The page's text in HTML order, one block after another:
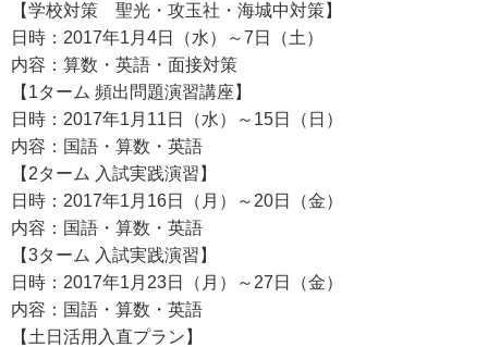
【学校対策 聖光・攻玉社・海城中対策】
日時：2017年1月4日（水）～7日（土）
内容：算数・英語・面接対策
【1ターム 頻出問題演習講座】
日時：2017年1月11日（水）～15日（日）
内容：国語・算数・英語
【2ターム 入試実践演習】
日時：2017年1月16日（月）～20日（金）
内容：国語・算数・英語
【3ターム 入試実践演習】
日時：2017年1月23日（月）～27日（金）
内容：国語・算数・英語
【土日活用入直プラン】